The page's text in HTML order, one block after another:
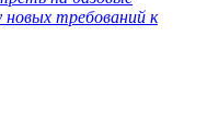
новых требований к